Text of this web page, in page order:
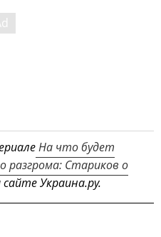
На что будет
разгрома: Стариков о
сайте Украина.ру.